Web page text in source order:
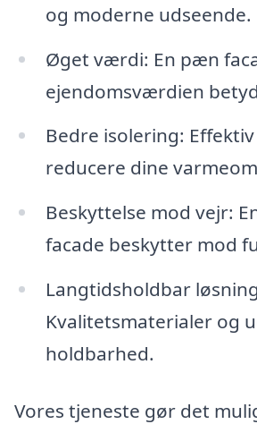
og moderne udseende.
Øget værdi: En pæn
ejendomsværdien
Bedre isolering:
reducere dine
Beskyttelse mod vejr:
facade beskytter mod
Langtidsholdbar
Kvalitetsmaterialer og
holdbarhed.
Vores tjeneste gør det